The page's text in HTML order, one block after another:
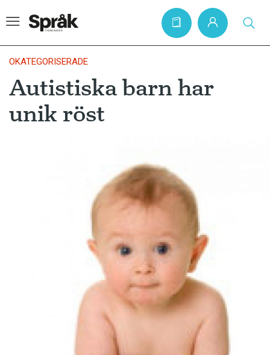
Hem
Artiklar
Bokrecensioner
Anmäl till språkpolisen
Föreslå nyord
OKATEGORISERADE
Autistiska barn har
unik röst